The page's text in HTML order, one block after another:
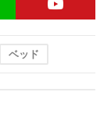
ベッド